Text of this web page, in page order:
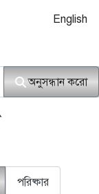
আপনার ভাষা
English
অনুসন্ধান করো
পরিষ্কার